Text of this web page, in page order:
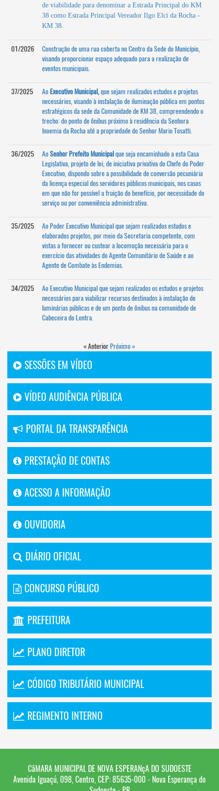
de viabilidade para denominar a Estrada Principal do KM
38 como Estrada Principal Vereador Ilgo Elci da Rocha -
KM 38.
01/2026
Construção de uma rua coberta no Centro da Sede do Município,
visando proporcionar espaço adequado para a realização de
eventos municipais.
37/2025 Ao Executivo Municipal,que sejam realizados estudos e projetos
necessários, visando à instalação de iluminação pública em pontos
estratégicos da sede da Comunidade de KM 38, compreendendo o
trecho: do ponto de ônibus próximo à residência da Senhora
Inoemia da Rocha até a propriedade do Senhor Mario Tosatti.
36/2025 AoSenhor Prefeito Municipalque seja encaminhado a esta Casa
Legislativa, projeto de lei, de iniciativa privativa do Chefe do Poder
Executivo, dispondo sobre a possibilidade de conversão pecuniária
da licença especial dos servidores públicos municipais, nos casos
em que não for possível a fruição do benefício, por necessidade do
serviço ou por conveniência administrativa.
35/2025
Ao Poder Executivo Municipal que sejam realizados estudos e
elaborados projetos, por meio da Secretaria competente, com
vistas a fornecer ou custear a locomoção necessária para o
exercício das atividades do Agente Comunitário de Saúde e ao
Agente de Combate às Endemias.
34/2025
Ao Executivo Municipal que sejam realizados os estudos e projetos
necessários para viabilizar recursos destinados à instalação de
luminárias públicas e de um ponto de ônibus na comunidade de
Cabeceira do Lontra.
« Anterior Próximo »
SESSÕES EM VÍDEO
VÍDEO AUDIÊNCIA PÚBLICA
PORTAL DA TRANSPARÊNCIA
PRESTAÇÃO DE CONTAS
ACESSO A INFORMAÇÃO
OUVIDORIA
DIÁRIO OFICIAL
CONCURSO PÚBLICO
PREFEITURA
PLANO DIRETOR
CÓDIGO TRIBUTÁRIO MUNICIPAL
REGIMENTO INTERNO
CâMARA MUNICIPAL DE NOVA ESPERANçA DO SUDOESTE
Avenida Iguaçú, 098, Centro, CEP: 85635-000 - Nova Esperança do